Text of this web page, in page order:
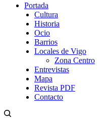
Portada
Cultura
Historia
Ocio
Barrios
Locales de Vigo
Zona Centro
Entrevistas
Mapa
Revista PDF
Contacto